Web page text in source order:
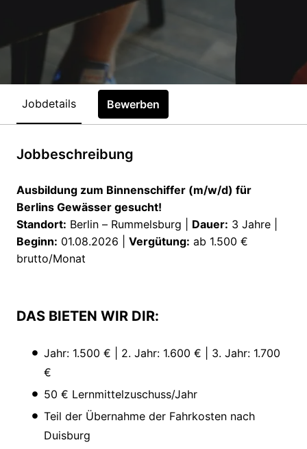
Jobdetails Bewerben
Jobbeschreibung
Ausbildung zum Binnenschiffer (m/w/d) für
Berlins Gewässer gesucht!
Standort: Berlin – Rummelsburg | Dauer: 3 Jahre |
Beginn: 01.08.2026 | Vergütung: ab 1.500 €
brutto/Monat
DAS BIETEN WIR DIR:
Jahr: 1.500 € | 2. Jahr: 1.600 € | 3. Jahr: 1.700
€
50 € Lernmittelzuschuss/Jahr
Teil der Übernahme der Fahrkosten nach
Duisburg